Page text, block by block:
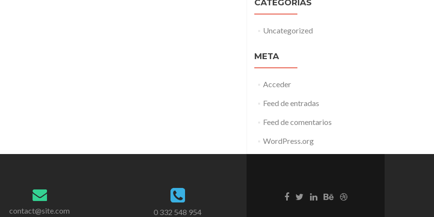
CATEGORÍAS
Uncategorized
META
Acceder
Feed de entradas
Feed de comentarios
WordPress.org
contact@site.com 0 332 548 954